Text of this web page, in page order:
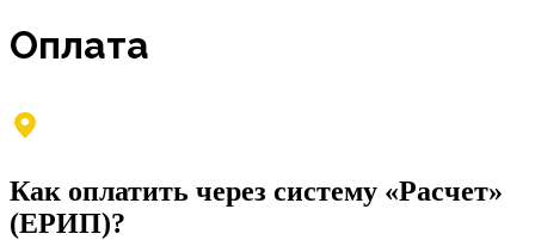
Оплата
Как оплатить через систему «Расчет»
(ЕРИП)?